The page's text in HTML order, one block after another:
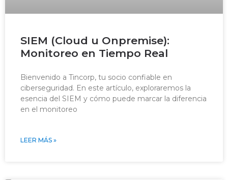
SIEM (Cloud u Onpremise):
Monitoreo en Tiempo Real
Bienvenido a Tincorp, tu socio confiable en
ciberseguridad. En este artículo, exploraremos la
esencia del SIEM y cómo puede marcar la diferencia
en el monitoreo
LEER MÁS »